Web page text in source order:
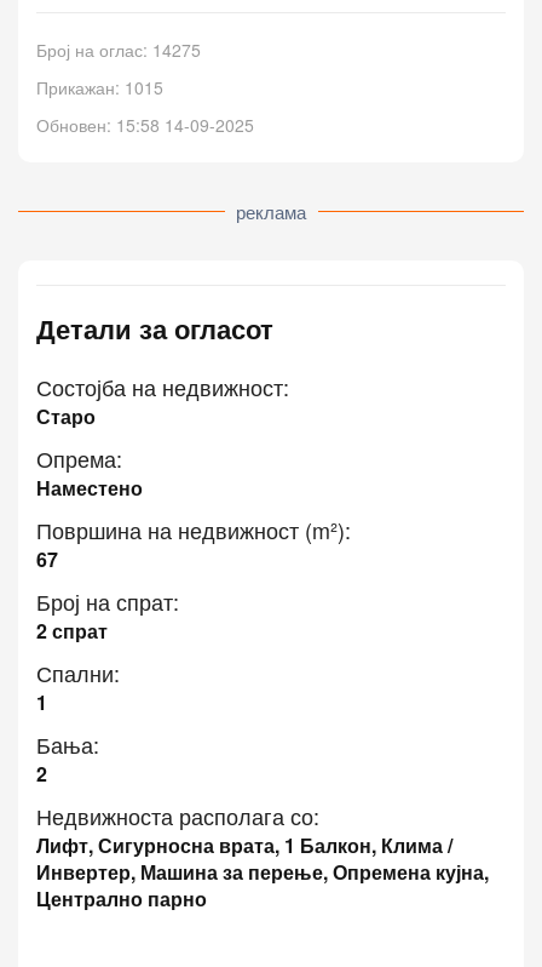
Број на оглас: 14275
Прикажан: 1015
Обновен: 15:58 14-09-2025
реклама
Детали за огласот
Состојба на недвижност:
Старо
Опрема:
Наместено
Површина на недвижност (m²):
67
Број на спрат:
2 спрат
Спални:
1
Бања:
2
Недвижноста располага со:
Лифт, Сигурносна врата, 1 Балкон, Клима /
Инвертер, Машина за перење, Опремена кујна,
Централно парно